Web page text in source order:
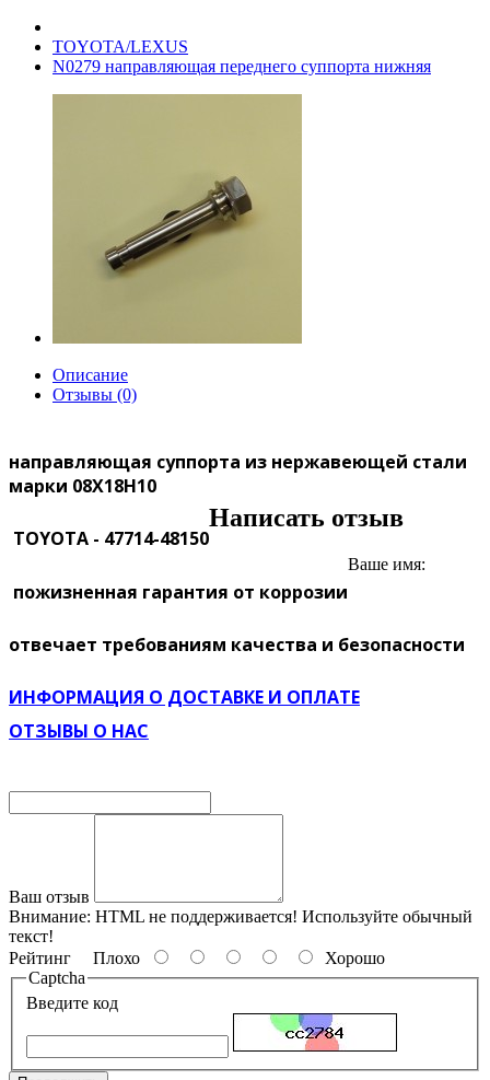
TOYOTA/LEXUS
N0279 направляющая переднего суппорта нижняя
Описание
Отзывы (0)
направляющая суппорта из нержавеющей стали
марки 08Х18Н10
TOYOTA - 47714-48150
пожизненная гарантия от коррозии
отвечает требованиям качества и безопасности
ИНФОРМАЦИЯ О ДОСТАВКЕ И ОПЛАТЕ
ОТЗЫВЫ О НАС
Написать отзыв
Ваше имя:
Ваш отзыв
Внимание: HTML не поддерживается! Используйте обычный
текст!
Рейтинг Плохо
Хорошо
Captcha
Введите код